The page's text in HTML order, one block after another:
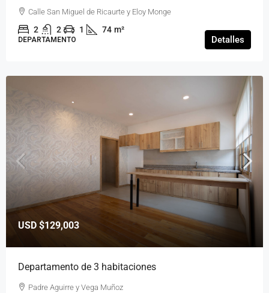
Calle San Miguel de Ricaurte y Eloy Monge
2 2 1 74 m²
DEPARTAMENTO Detalles
USD $129,003
Departamento de 3 habitaciones
Padre Aguirre y Vega Muñoz